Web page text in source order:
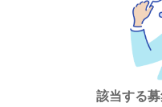
該当する募